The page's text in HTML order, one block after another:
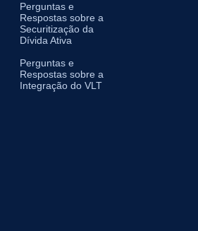
Perguntas e
Respostas sobre a
Securitização da
Dívida Ativa
Perguntas e
Respostas sobre a
Integração do VLT